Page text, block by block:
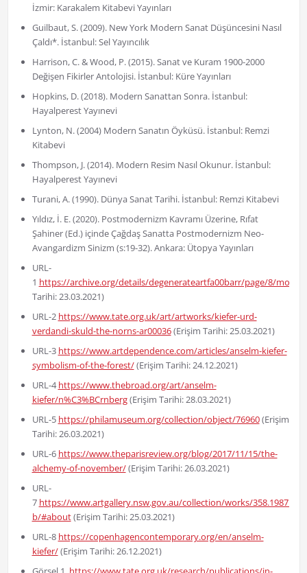
İzmir: Karakalem Kitabevi Yayınları
Guilbaut, S. (2009). New York Modern Sanat Düşüncesini Nasıl
Çaldı*. İstanbul: Sel Yayıncılık
Harrison, C. & Wood, P. (2015). Sanat ve Kuram 1900-2000
Değişen Fikirler Antolojisi. İstanbul: Küre Yayınları
Hopkins, D. (2018). Modern Sanattan Sonra. İstanbul:
Hayalperest Yayınevi
Lynton, N. (2004) Modern Sanatın Öyküsü. İstanbul: Remzi
Kitabevi
Thompson, J. (2014). Modern Resim Nasıl Okunur. İstanbul:
Hayalperest Yayınevi
Turani, A. (1990). Dünya Sanat Tarihi. İstanbul: Remzi Kitabevi
Yıldız, İ. E. (2020). Postmodernizm Kavramı Üzerine, Rıfat
Şahiner (Ed.) içinde Çağdaş Sanatta Postmodernizm Neo-
Avangardizm Sinizm (s:19-32). Ankara: Ütopya Yayınları
URL-
1 https://archive.org/details/degenerateartfa00barr/page/8/mode/
Tarihi: 23.03.2021)
URL-2 https://www.tate.org.uk/art/artworks/kiefer-urd-
verdandi-skuld-the-norns-ar00036(Erişim Tarihi: 25.03.2021)
URL-3 https://www.artdependence.com/articles/anselm-kiefer-
symbolism-of-the-forest/(Erişim Tarihi: 24.12.2021)
URL-4https://www.thebroad.org/art/anselm-
kiefer/n%C3%BCrnberg(Erişim Tarihi: 28.03.2021)
URL-5 https://philamuseum.org/collection/object/76960(Erişim
Tarihi: 26.03.2021)
URL-6 https://www.theparisreview.org/blog/2017/11/15/the-
alchemy-of-november/(Erişim Tarihi: 26.03.2021)
URL-
7 https://www.artgallery.nsw.gov.au/collection/works/358.1987.a-
b/#about(Erişim Tarihi: 25.03.2021)
URL-8 https://copenhagencontemporary.org/en/anselm-
kiefer/(Erişim Tarihi: 26.12.2021)